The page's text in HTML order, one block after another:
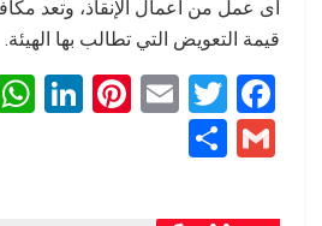
أى عمل من أعمال الإنقاذ، وتعد
قيمة التعويض التي تطالب بها الهيئة.
F
a
ce
b
T
er
E
Pi
Li
G
ail
ar